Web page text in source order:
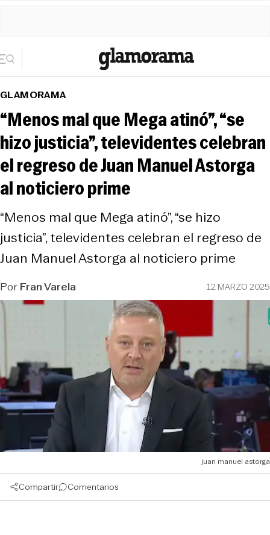
GLAMORAMA
“Menos mal que Mega atinó”, “se
hizo justicia”, televidentes celebran
el regreso de Juan Manuel Astorga
al noticiero prime
“Menos mal que Mega atinó”, “se hizo
justicia”, televidentes celebran el regreso de
Juan Manuel Astorga al noticiero prime
PorFran Varela 12 MARZO 2025
juan manuel astorga
Compartir Comentarios